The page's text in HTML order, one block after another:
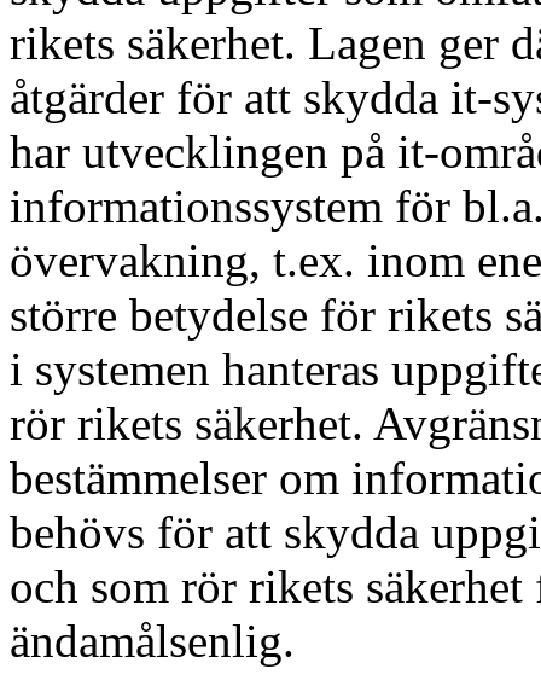
rikets säkerhet. Lagen ger
åtgärder för att skydda it-
har utvecklingen på it-
informationssystem för
övervakning, t.ex. inom
större betydelse för rikets
i systemen hanteras
rör rikets säkerhet.
bestämmelser om
behövs för att skydda
och som rör rikets
ändamålsenlig.